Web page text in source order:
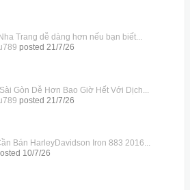
Trang dễ dàng hơn nếu bạn biết...
posted 21/7/26
Gòn Dễ Hơn Bao Giờ Hết Với Dịch...
posted 21/7/26
Bán HarleyDavidson Iron 883 2016...
10/7/26